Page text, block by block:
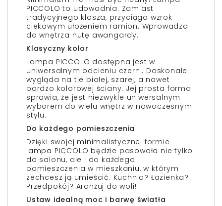
PICCOLO to udowadnia. Zamiast
tradycyjnego klosza, przyciąga wzrok
ciekawym ułożeniem ramion. Wprowadza
do wnętrza nutę awangardy.
Klasyczny kolor
Lampa PICCOLO dostępna jest w
uniwersalnym odcieniu czerni. Doskonale
wygląda na tle białej, szarej, a nawet
bardzo kolorowej ściany. Jej prosta forma
sprawia, że jest niezwykle uniwersalnym
wyborem do wielu wnętrz w nowoczesnym
stylu.
Do każdego pomieszczenia
Dzięki swojej minimalistycznej formie
lampa PICCOLO będzie pasowała nie tylko
do salonu, ale i do każdego
pomieszczenia w mieszkaniu, w którym
zechcesz ją umieścić. Kuchnia? Łazienka?
Przedpokój? Aranżuj do woli!
Ustaw idealną moc i barwę światła